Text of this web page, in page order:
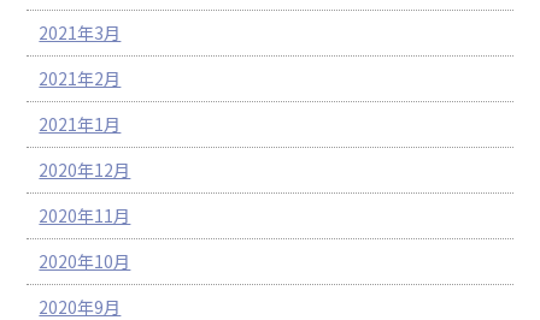
2021年3月
2021年2月
2021年1月
2020年12月
2020年11月
2020年10月
2020年9月